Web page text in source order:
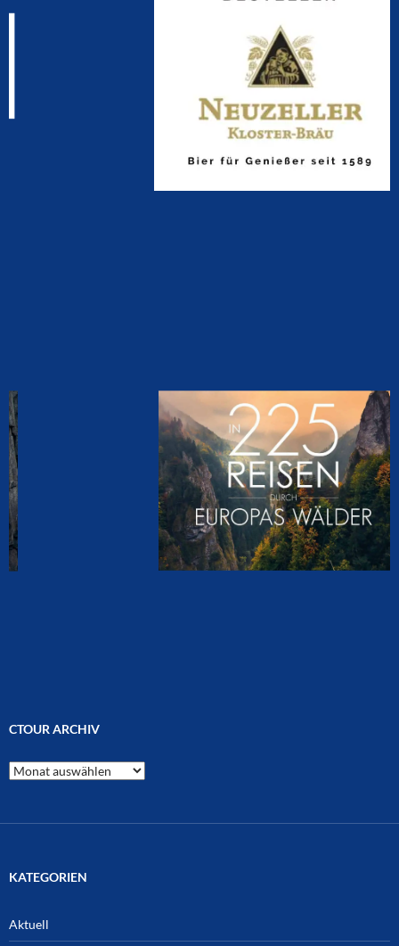
CTOUR ARCHIV
CTOUR
Archiv
KATEGORIEN
Aktuell